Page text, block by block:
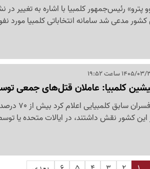
مدعی شد سامانه انتخاباتی کلمبیا مورد
کلمبیا: عاملان قتل‌های جمعی
یکی از